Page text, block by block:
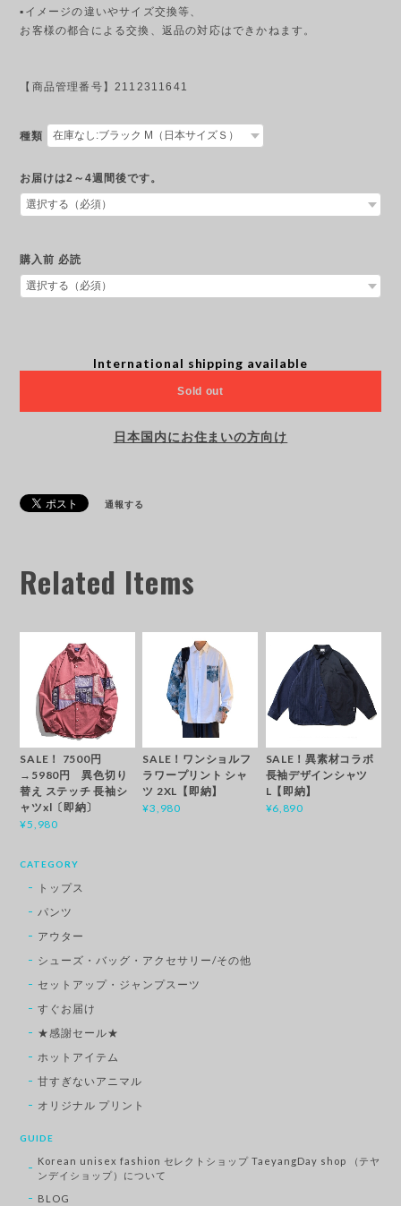
▪︎イメージの違いやサイズ交換等、
お客様の都合による交換、返品の対応はできかねます。
【商品管理番号】2112311641
種類
お届けは2～4週間後です。
購入前 必読
International shipping available
Sold out
日本国内にお住まいの方向け
通報する
Related Items
SALE！ 7500円
→5980円 異色切り
替え ステッチ 長袖シ
ャツxl〔即納〕
¥5,980
SALE！ワンショルフ
ラワープリント シャ
ツ 2XL【即納】
¥3,980
SALE！異素材コラボ
長袖デザインシャツ
L【即納】
¥6,890
CATEGORY
トップス
パンツ
アウター
シューズ・バッグ・アクセサリー/その他
セットアップ・ジャンプスーツ
すぐお届け
★感謝セール★
ホットアイテム
甘すぎないアニマル
オリジナル プリント
GUIDE
Korean unisex fashion セレクトショップ TaeyangDay shop （テヤ
ンデイショップ）について
BLOG